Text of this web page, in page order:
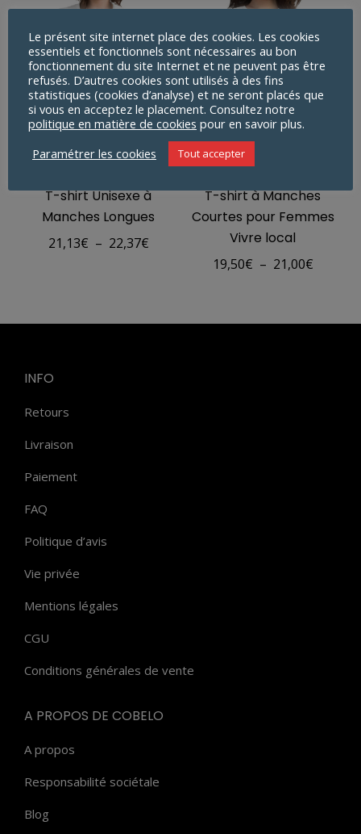
à
36,50€
25,00€
à
T-shirt Unisexe à
Manches Longues
21,13€ – 22,37€Plage
T-shirt à Manches
Courtes pour Femmes
Vivre local
19,50€ – 21,00€Plage
INFO
Retours
Livraison
Paiement
FAQ
Politique d’avis
Vie privée
Mentions légales
CGU
Conditions générales de vente
A PROPOS DE COBELO
A propos
Responsabilité sociétale
Blog
Le présent site internet place des cookies. Les cookies
essentiels et fonctionnels sont nécessaires au bon
fonctionnement du site Internet et ne peuvent pas être
refusés. D’autres cookies sont utilisés à des fins
statistiques (cookies d’analyse) et ne seront placés que
si vous en acceptez le placement. Consultez notre
politique en matière de cookies pour en savoir plus.
Paramétrer les cookies
Tout accepter